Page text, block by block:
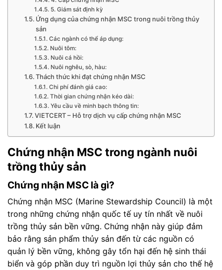
5. Giám sát định kỳ
Ứng dụng của chứng nhận MSC trong nuôi trồng thủy
sản
Các ngành có thể áp dụng:
Nuôi tôm:
Nuôi cá hồi:
Nuôi nghêu, sò, hàu:
Thách thức khi đạt chứng nhận MSC
Chi phí đánh giá cao:
Thời gian chứng nhận kéo dài:
Yêu cầu về minh bạch thông tin:
VIETCERT – Hỗ trợ dịch vụ cấp chứng nhận MSC
Kết luận
Chứng nhận MSC trong ngành nuôi
trồng thủy sản
Chứng nhận MSC là gì?
Chứng nhận MSC (Marine Stewardship Council) là một
trong những chứng nhận quốc tế uy tín nhất về nuôi
trồng thủy sản bền vững. Chứng nhận này giúp đảm
bảo rằng sản phẩm thủy sản đến từ các nguồn có
quản lý bền vững, không gây tổn hại đến hệ sinh thái
biển và góp phần duy trì nguồn lợi thủy sản cho thế hệ